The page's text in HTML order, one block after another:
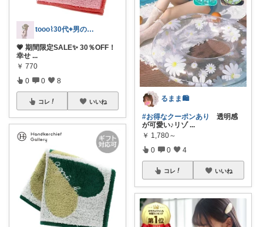
tooo⌇30代⌖男の子のママ👦🏻
💗 期間限定SALE✨ 30％OFF！
幸せ ...
￥ 770
0 0 8
コレ いいね るまま🛍️
#お得なクーポンあり
透明感
が可愛い♪リゾ ...
￥ 1,780～
0 0 4
コレ いいね